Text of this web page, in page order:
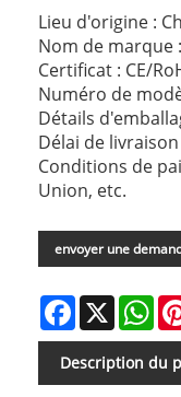
Lieu d'origine :
Nom de marque
Certificat : CE/
Numéro de
Détails
Délai de
Conditions de
Union, etc.
envoyer une
Facebook
X
Description du